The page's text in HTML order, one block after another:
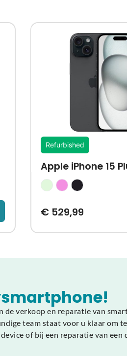
Refurbished
Apple iPhone 15
€ 529,99
de verkoop en reparatie van
team staat voor u klaar om
of bij een reparatie van een